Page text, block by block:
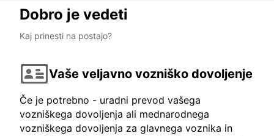
Dobro je vedeti
Kaj prinesti na postajo?
Vaše veljavno vozniško dovoljenje
Če je potrebno - uradni prevod vašega
vozniškega dovoljenja ali mednarodnega
vozniškega dovoljenja za glavnega voznika in